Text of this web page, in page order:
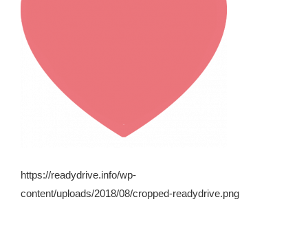
https://readydrive.info/wp-
content/uploads/2018/08/cropped-readydrive.png